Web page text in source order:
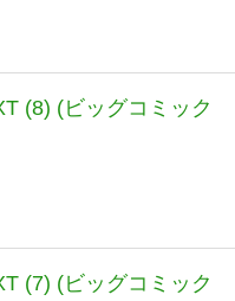
(8) (ビッグコミック
(7) (ビッグコミック